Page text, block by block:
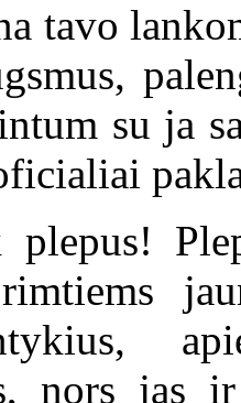
tavo
su ja
plepus!
nors jas